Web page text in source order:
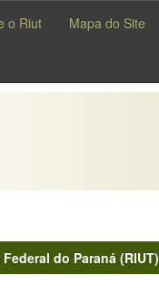
o Riut Mapa do Site
do Paraná (RIUT)